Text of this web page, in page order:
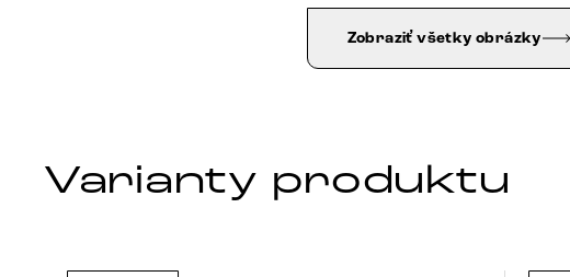
Zobraziť všetky obrázky
Varianty produktu